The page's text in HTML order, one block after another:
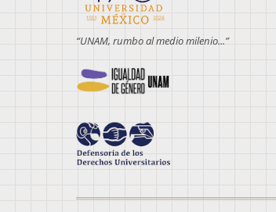
“UNAM, rumbo al medio milenio...”